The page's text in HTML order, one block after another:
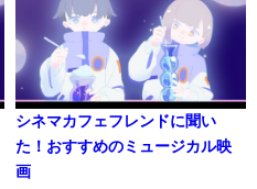
シネマカフェフレンドに聞い
た！おすすめのミュージカル映
画